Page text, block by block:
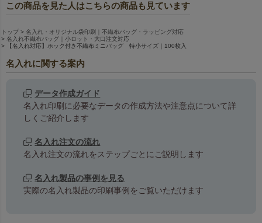
この商品を見た人はこちらの商品も見ています
トップ
名入れ・オリジナル袋印刷｜不織布バッグ・ラッピング対応
名入れ不織布バッグ｜小ロット・大口注文対応
【名入れ対応】ホック付き不織布ミニバッグ 特小サイズ｜100枚入
名入れに関する案内
データ作成ガイド
名入れ印刷に必要なデータの作成方法や注意点について詳
しくご紹介します
名入れ注文の流れ
名入れ注文の流れをステップごとにご説明します
名入れ製品の事例を見る
実際の名入れ製品の印刷事例をご覧いただけます